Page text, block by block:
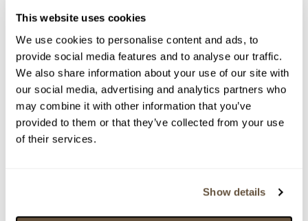
This website uses cookies
We use cookies to personalise content and ads, to
provide social media features and to analyse our traffic.
We also share information about your use of our site with
our social media, advertising and analytics partners who
may combine it with other information that you’ve
provided to them or that they’ve collected from your use
of their services.
Show details
18 000 Kč
23.02.2023 19:26:48
17 000 Kč
limit (23.02.2023 19:26:29)
193
17 000 Kč
23.02.2023 19:26:30
9289
16 000 Kč
limit (23.02.2023 15:54:35)
193
15 000 Kč
23.02.2023 9:28:37
3743
14 000 Kč
13.02.2023 22:38:18
11249
6987